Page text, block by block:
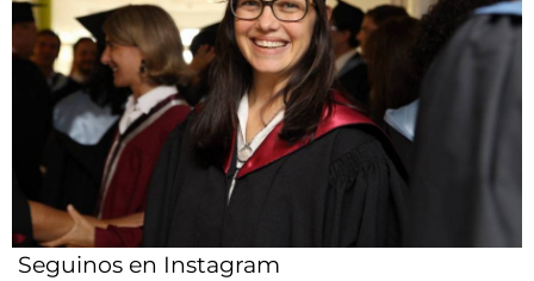
Seguinos en Instagram